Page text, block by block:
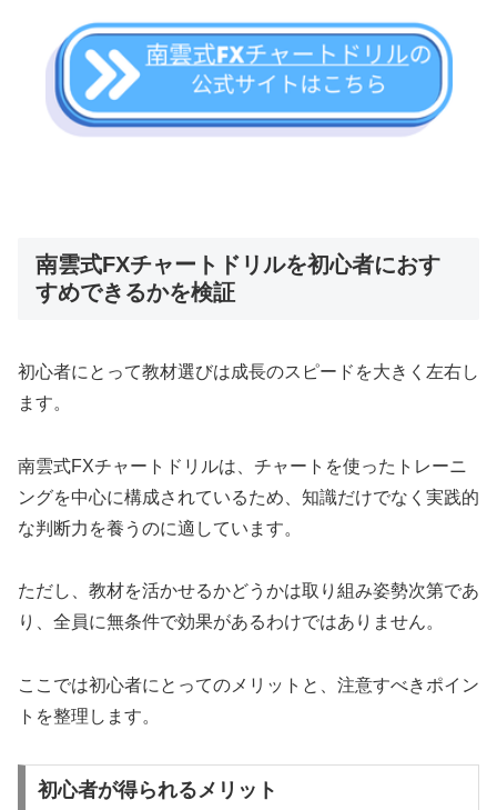
南雲式FXチャートドリルを初心者におす
すめできるかを検証
初心者にとって教材選びは成長のスピードを大きく左右し
ます。
南雲式FXチャートドリルは、チャートを使ったトレーニ
ングを中心に構成されているため、知識だけでなく実践的
な判断力を養うのに適しています。
ただし、教材を活かせるかどうかは取り組み姿勢次第であ
り、全員に無条件で効果があるわけではありません。
ここでは初心者にとってのメリットと、注意すべきポイン
トを整理します。
初心者が得られるメリット